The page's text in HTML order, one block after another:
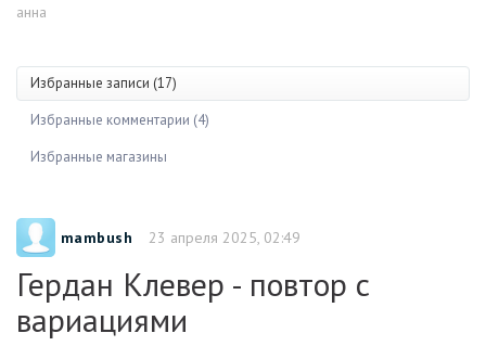
анна
Избранные записи (17)
Избранные комментарии (4)
Избранные магазины
mambush 23 апреля 2025, 02:49
Гердан Клевер - повтор с
вариациями